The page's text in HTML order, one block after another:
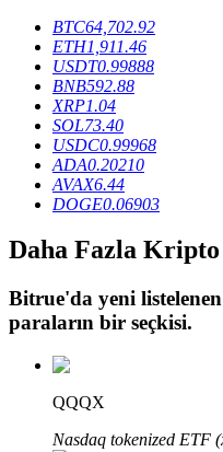
BTR Kilitleme
BTR sahiplerine özel
Krediler
Kripto destekli
BTC64,702.92
ETH1,911.46
USDT0.99888
BNB592.88
XRP1.04
SOL73.40
USDC0.99968
ADA0.20210
AVAX6.44
DOGE0.06903
Daha Fazla Kripto
Bitrue'da yeni
paraların bir seçkisi.
QQQX
Nasdaq tokenized ETF